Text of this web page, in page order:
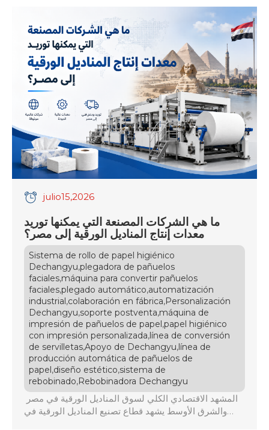
الكاملة. تواجه المصانع المحلية ضغوطاً متزايدة ناتجة عن
تقلبات أسعار الصرف، وارتفاع كلفة الطاقة، فضلاً […]
julio15,2026
ما هي الشركات المصنعة التي يمكنها توريد
معدات إنتاج المناديل الورقية إلى مصر؟
Sistema de rollo de papel higiénico
Dechangyu,plegadora de pañuelos
faciales,máquina para convertir pañuelos
faciales,plegado automático,automatización
industrial,colaboración en fábrica,Personalización
Dechangyu,soporte postventa,máquina de
impresión de pañuelos de papel,papel higiénico
con impresión personalizada,línea de conversión
de servilletas,Apoyo de Dechangyu,línea de
producción automática de pañuelos de
papel,diseño estético,sistema de
rebobinado,Rebobinadora Dechangyu
والشرق الأوسط يشهد قطاع تصنيع المناديل الورقية في